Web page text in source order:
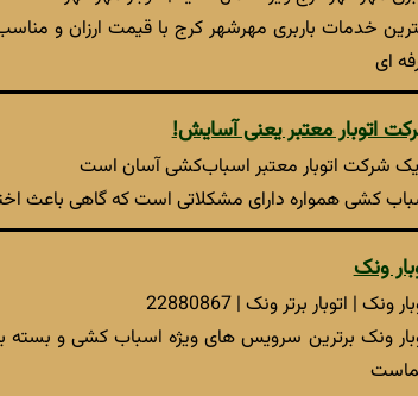
خدمات باربری مهرشهر کرج با قیمت ارزان و
ای
اتوبار معتبر یعنی آسایش!
یک شرکت اتوبار معتبر اسباب‌کشی آسان است
کشی همواره دارای مشکلاتی است که گاهی باعث
ونک
ونک | اتوبار برتر ونک | 22880867
ونک برترین سرویس های ویژه اسباب کشی و بسته